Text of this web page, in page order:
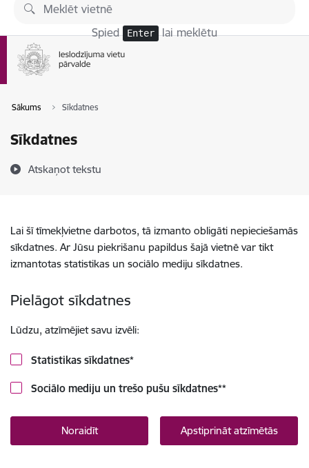
Pāriet uz lapas saturu
Spied Enter lai meklētu
Sākums Sīkdatnes
Sīkdatnes
Atskaņot tekstu
Lai šī tīmekļvietne darbotos, tā izmanto obligāti nepieciešamās
sīkdatnes. Ar Jūsu piekrišanu papildus šajā vietnē var tikt
izmantotas statistikas un sociālo mediju sīkdatnes.
Pielāgot sīkdatnes
Lūdzu, atzīmējiet savu izvēli:
Statistikas sīkdatnes*
Sociālo mediju un trešo pušu sīkdatnes**
Noraidīt Apstiprināt atzīmētās